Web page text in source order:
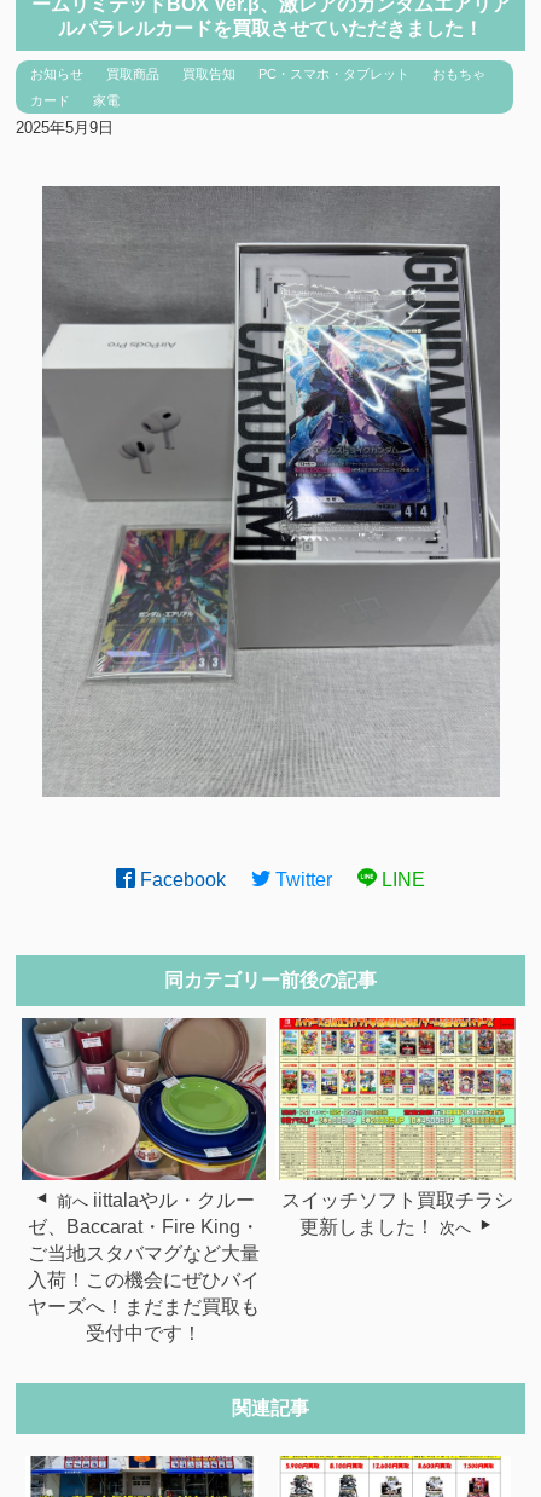
ルパラレルカードを買取させていただきました！
お知らせ 買取商品 買取告知 PC・スマホ・タブレット
おもちゃ
カード
家電
2025年5月9日
Facebook Twitter LINE
同カテゴリー前後の記事
前へ iittalaやル・クルー
ゼ、Baccarat・Fire King・
ご当地スタバマグなど大量
入荷！この機会にぜひバイ
ヤーズへ！まだまだ買取も
受付中です！
スイッチソフト買取チラシ
更新しました！
次へ
関連記事